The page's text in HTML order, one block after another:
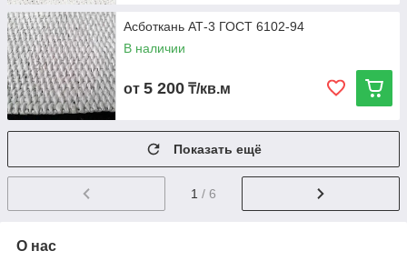
Асботкань АТ-3 ГОСТ 6102-94
В наличии
от 5 200 ₸/кв.м
Показать ещё
1 / 6
О нас